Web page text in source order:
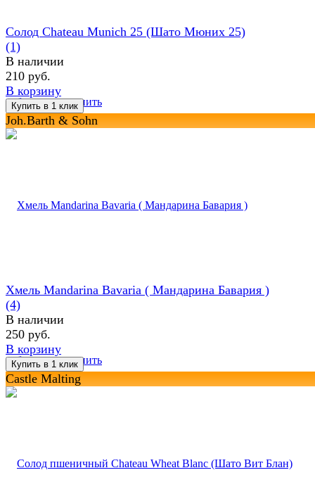
избранное сравнить
Солод Chateau Munich 25 (Шато Мюних 25)
(1)
В наличии
210 руб.
В корзину
Joh.Barth & Sohn
избранное сравнить
Хмель Mandarina Bavaria ( Maндарина Бавария )
(4)
В наличии
250 руб.
В корзину
Castle Malting